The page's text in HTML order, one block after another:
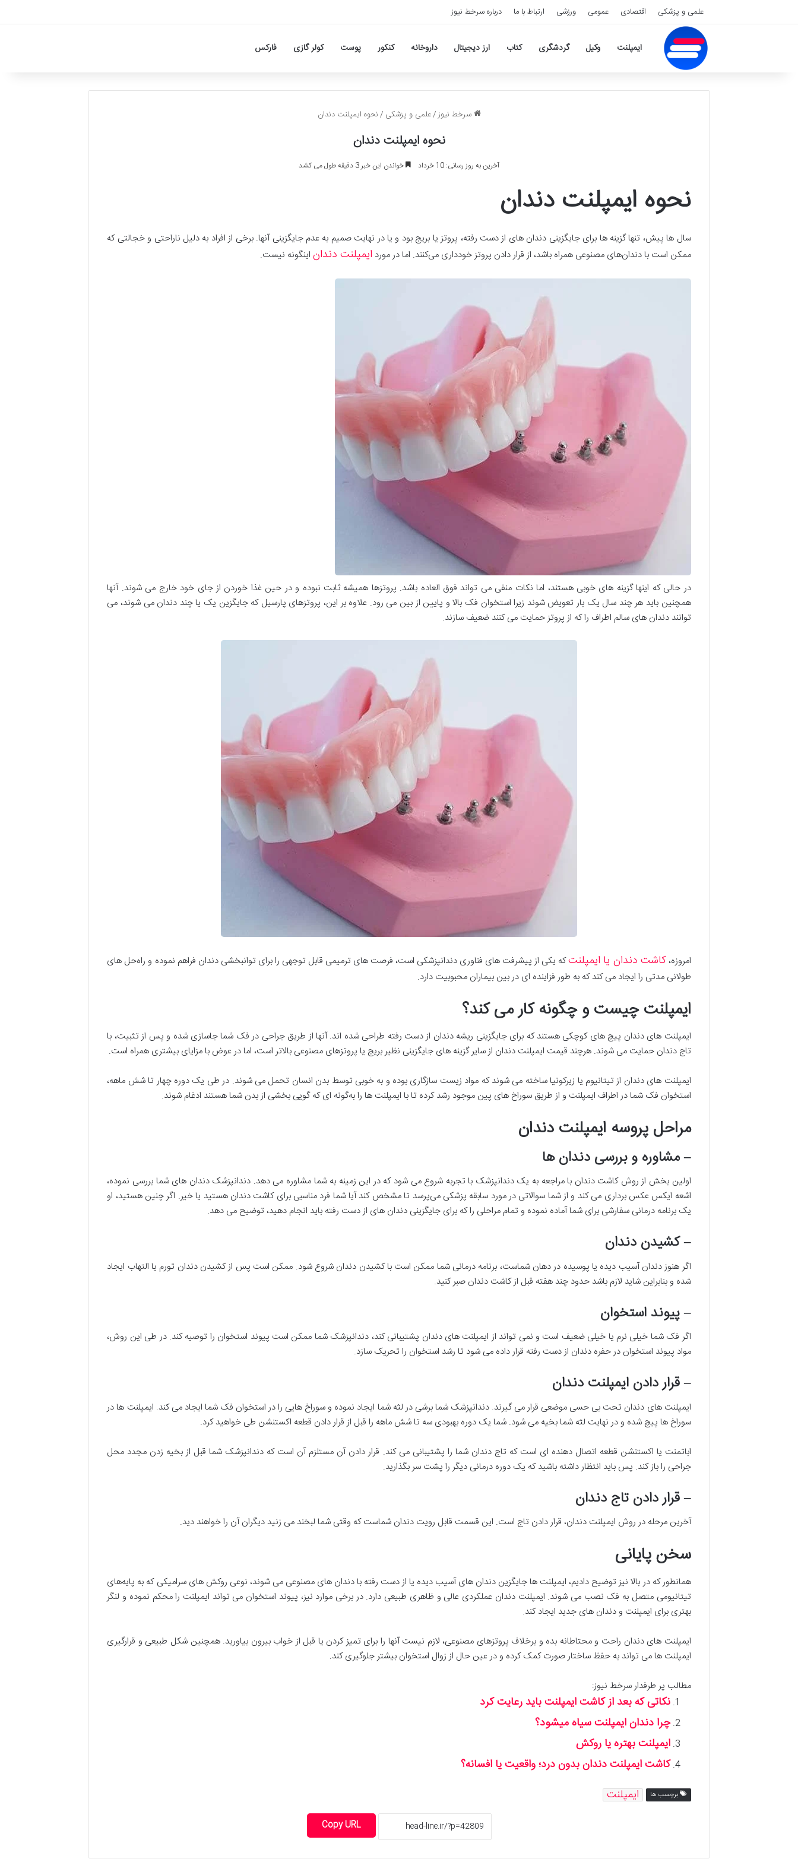
علمی و پزشکی اقتصادی عمومی ورزشی ارتباط با ما درباره سرخط نیوز
ایمپلنت وکیل گردشگری کتاب ارز دیجیتال داروخانه کنکور پوست کولر گازی فارکس
سرخط نیوز/علمی و پزشکی /نحوه ایمپلنت دندان
نحوه ایمپلنت دندان
آخرین به روز رسانی: 10 خرداد خواندن این خبر 3 دقیقه طول می کشد
نحوه ایمپلنت دندان
سال ‌ها پیش، تنها گزینه‌ ها برای جایگزینی دندان‌ های از دست رفته، پروتز یا بریج بود و یا در نهایت صمیم به عدم جایگزینی آنها. برخی از افراد به دلیل ناراحتی و خجالتی که
ممکن است با دندان‌های مصنوعی همراه باشد، از قرار دادن پروتز خودداری می‌کنند. اما در مورد ایمپلنت دندان اینگونه نیست.
در حالی که اینها گزینه های خوبی هستند، اما نکات منفی می تواند فوق العاده باشد. پروتزها همیشه ثابت نبوده و در حین غذا خوردن از جای خود خارج می شوند. آنها
همچنین باید هر چند سال یک بار تعویض شوند زیرا استخوان فک بالا و پایین از بین می رود. علاوه بر این، پروتزهای پارسیل که جایگزین یک یا چند دندان می شوند، می
توانند دندان های سالم اطراف را که از پروتز حمایت می کنند ضعیف سازند.
امروزه،کاشت دندان یا ایمپلنتکه یکی از پیشرفت‌ های فناوری دندانپزشکی است، فرصت ‌های ترمیمی قابل توجهی را برای توانبخشی دندان فراهم نموده و راه‌حل‌ های
طولانی‌ مدتی را ایجاد می کند که به طور فزاینده ‌ای در بین بیماران محبوبیت دارد.
ایمپلنت چیست و چگونه کار می کند؟
ایمپلنت های دندان پیچ های کوچکی هستند که برای جایگزینی ریشه دندان از دست رفته طراحی شده اند. آنها از طریق جراحی در فک شما جاسازی شده و پس از تثبیت، با
تاج دندان حمایت می شوند. هرچند قیمت ایمپلنت دندان از سایر گزینه های جایگزینی نظیر بریج یا پروتزهای مصنوعی بالاتر است، اما در عوض با مزایای بیشتری همراه است.
ایمپلنت های دندان از تیتانیوم یا زیرکونیا ساخته می شوند که مواد زیست سازگاری بوده و به خوبی توسط بدن انسان تحمل می شوند. در طی یک دوره چهار تا شش ماهه،
استخوان فک شما در اطراف ایمپلنت و از طریق سوراخ‌ های پین موجود رشد کرده تا با ایمپلنت ‌ها را به‌گونه ‌ای که گویی بخشی از بدن شما هستند ادغام شوند.
مراحل پروسه ایمپلنت دندان
– مشاوره و بررسی دندان ها
اولین بخش از روش کاشت دندان با مراجعه به یک دندانپزشک با تجربه شروع می شود که در این زمینه به شما مشاوره می دهد. دندانپزشک دندان های شما بررسی نموده،
اشعه ایکس عکس برداری می کند و از شما سوالاتی در مورد سابقه پزشکی می‌پرسد تا مشخص کند آیا شما فرد مناسبی برای کاشت دندان هستید یا خیر. اگر چنین هستید، او
یک برنامه درمانی سفارشی برای شما آماده نموده و تمام مراحلی را که برای جایگزینی دندان های از دست رفته باید انجام دهید، توضیح می دهد.
– کشیدن دندان
اگر هنوز دندان آسیب دیده یا پوسیده در دهان شماست، برنامه درمانی شما ممکن است با کشیدن دندان شروع شود. ممکن است پس از کشیدن دندان تورم یا التهاب ایجاد
شده و بنابراین شاید لازم باشد حدود چند هفته قبل از کاشت دندان صبر کنید.
– پیوند استخوان
اگر فک شما خیلی نرم یا خیلی ضعیف است و نمی تواند از ایمپلنت های دندان پشتیبانی کند، دندانپزشک شما ممکن است پیوند استخوان را توصیه کند. در طی این روش،
مواد پیوند استخوان در حفره دندان از دست رفته قرار داده می شود تا رشد استخوان را تحریک سازد.
– قرار دادن ایمپلنت دندان
ایمپلنت های دندان تحت بی حسی موضعی قرار می گیرند. دندانپزشک شما برشی در لثه شما ایجاد نموده و سوراخ هایی را در استخوان فک شما ایجاد می کند. ایمپلنت ها در
سوراخ ها پیچ شده و در نهایت لثه شما بخیه می شود. شما یک دوره بهبودی سه تا شش ماهه را قبل از قرار دادن قطعه اکستنشن طی خواهید کرد.
اباتمنت یا اکستنشن قطعه اتصال دهنده ای است که تاج دندان شما را پشتیبانی می کند. قرار دادن آن مستلزم آن است که دندانپزشک شما قبل از بخیه زدن مجدد محل
جراحی را باز کند. پس باید انتظار داشته باشید که یک دوره درمانی دیگر را پشت سر بگذارید.
– قرار دادن تاج دندان
آخرین مرحله در روش ایمپلنت دندان، قرار دادن تاج است. این قسمت قابل رویت دندان شماست که وقتی شما لبخند می زنید دیگران آن را خواهند دید.
سخن پایانی
همانطور که در بالا نیز توضیح دادیم، ایمپلنت ها جایگزین دندان‌ های آسیب ‌دیده یا از دست رفته با دندان‌ های مصنوعی می شوند، نوعی روکش ‌های سرامیکی که به پایه‌های
تیتانیومی متصل به فک نصب می شوند. ایمپلنت دندان عملکردی عالی و ظاهری طبیعی دارد. در برخی موارد نیز، پیوند استخوان می تواند ایمپلنت را محکم نموده و لنگر
بهتری برای ایمپلنت و دندان های جدید ایجاد کند.
ایمپلنت های دندان راحت و محتاطانه بده و برخلاف پروتزهای مصنوعی، لازم نیست آنها را برای تمیز کردن یا قبل از خواب بیرون بیاورید. همچنین شکل طبیعی و قرارگیری
ایمپلنت ها می تواند به حفظ ساختار صورت کمک کرده و در عین حال از زوال استخوان بیشتر جلوگیری کند.
مطالب پر طرفدار سرخط نیوز:
نکاتی که بعد از کاشت ایمپلنت باید رعایت کرد
چرا دندان ایمپلنت سیاه میشود؟
ایمپلنت بهتره یا روکش
کاشت ایمپلنت دندان بدون درد؛ واقعیت یا افسانه؟
برچسب ها ایمپلنت
Copy URL